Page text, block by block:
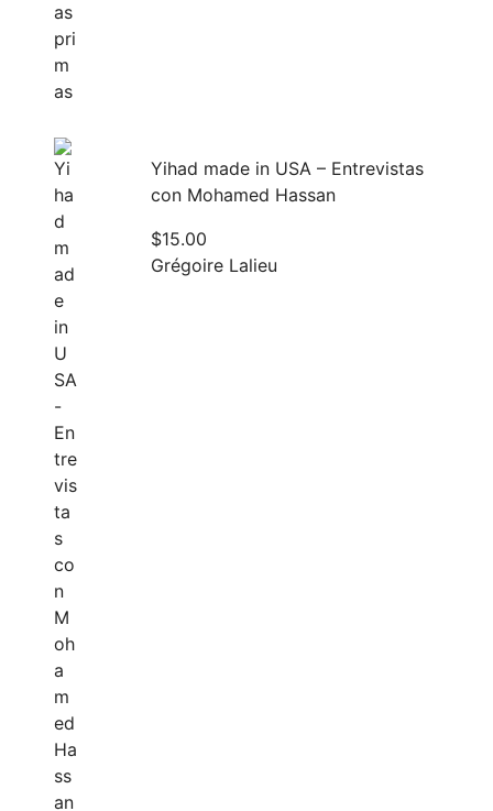
Yihad made in USA – Entrevistas
con Mohamed Hassan
$15.00
Grégoire Lalieu